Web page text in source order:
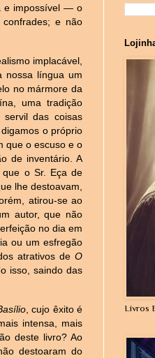
e impossível — o
e não
implacável,
nossa língua um
no mármore da
uma tradição
das coisas
o próprio
que o escuso e o
de inventário. A
que o Sr. Eça de
lhe destoavam,
atirou-se ao
autor, que não
no dia em
ou um esfregão
atrativos de O
isso, saindo das
, cujo êxito é
intensa, mais
deste livro? Ao
destoaram do
Livros